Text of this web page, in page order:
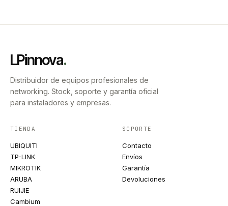
LPinnova.
Distribuidor de equipos profesionales de
networking. Stock, soporte y garantía oficial
para instaladores y empresas.
TIENDA
UBIQUITI
TP-LINK
MIKROTIK
ARUBA
RUIJIE
Cambium
SOPORTE
Contacto
Envíos
Garantía
Devoluciones